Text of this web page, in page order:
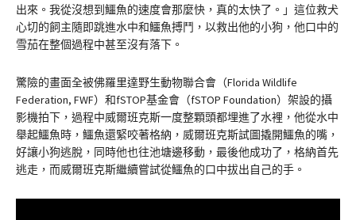
出來。我從沒想到鱷魚的速度會那麼快，真的太快了。」這位救犬
心切的飼主隨即跳進水中和鱷魚搏鬥，以救出他的小狗，他口中的
雪茄在整個過程中甚至沒有落下。
驚險的畫面全被佛羅里達野生動物聯合會（Florida Wildlife
Federation, FWF）和fSTOP基金會（fSTOP Foundation）架設的攝
影機拍下，過程中威爾班克斯一度整顆頭都埋進了水裡，他從水中
舉起鱷魚時，鱷魚還緊咬著格納，威爾班克斯試圖撬開鱷魚的嘴，
好讓小狗逃脫，同時他也往池塘邊移動，最後他成功了，格納首先
逃走，而威爾班克斯繼續嘗試從鱷魚的口中拔出自己的手。